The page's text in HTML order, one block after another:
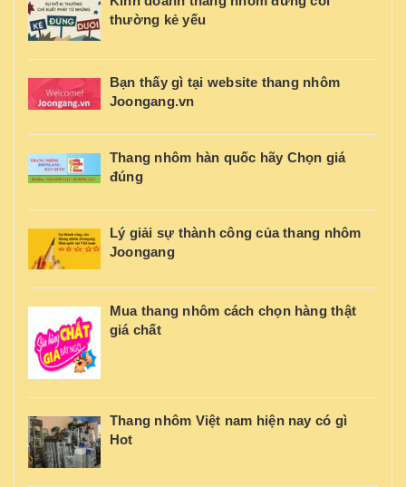
thường kẻ yếu
Bạn thấy gì tại website thang nhôm
Joongang.vn
Thang nhôm hàn quốc hãy Chọn giá
đúng
Lý giải sự thành công của thang nhôm
Joongang
Mua thang nhôm cách chọn hàng thật
giá chất
Thang nhôm Việt nam hiện nay có gì
Hot